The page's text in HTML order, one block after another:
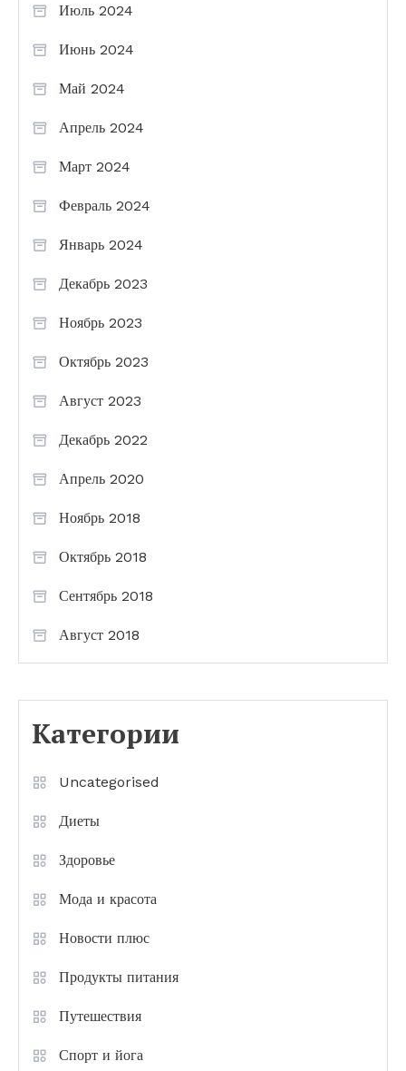
Июль 2024
Июнь 2024
Май 2024
Апрель 2024
Март 2024
Февраль 2024
Январь 2024
Декабрь 2023
Ноябрь 2023
Октябрь 2023
Август 2023
Декабрь 2022
Апрель 2020
Ноябрь 2018
Октябрь 2018
Сентябрь 2018
Август 2018
Категории
Uncategorised
Диеты
Здоровье
Мода и красота
Новости плюс
Продукты питания
Путешествия
Спорт и йога